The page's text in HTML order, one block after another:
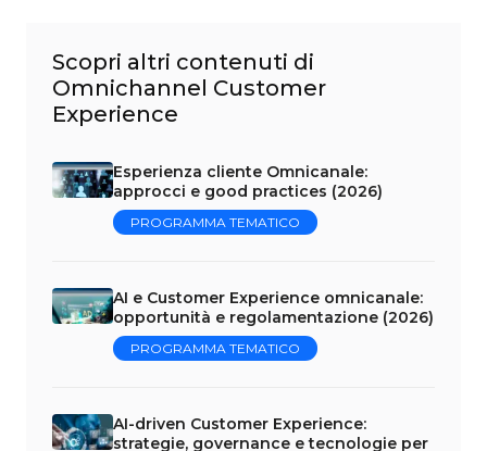
Scopri altri contenuti di
Omnichannel Customer
Experience
Esperienza cliente Omnicanale:
approcci e good practices (2026)
PROGRAMMA TEMATICO
AI e Customer Experience omnicanale:
opportunità e regolamentazione (2026)
PROGRAMMA TEMATICO
AI-driven Customer Experience:
strategie, governance e tecnologie per